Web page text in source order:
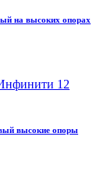
на высоких опорах
высокие опоры